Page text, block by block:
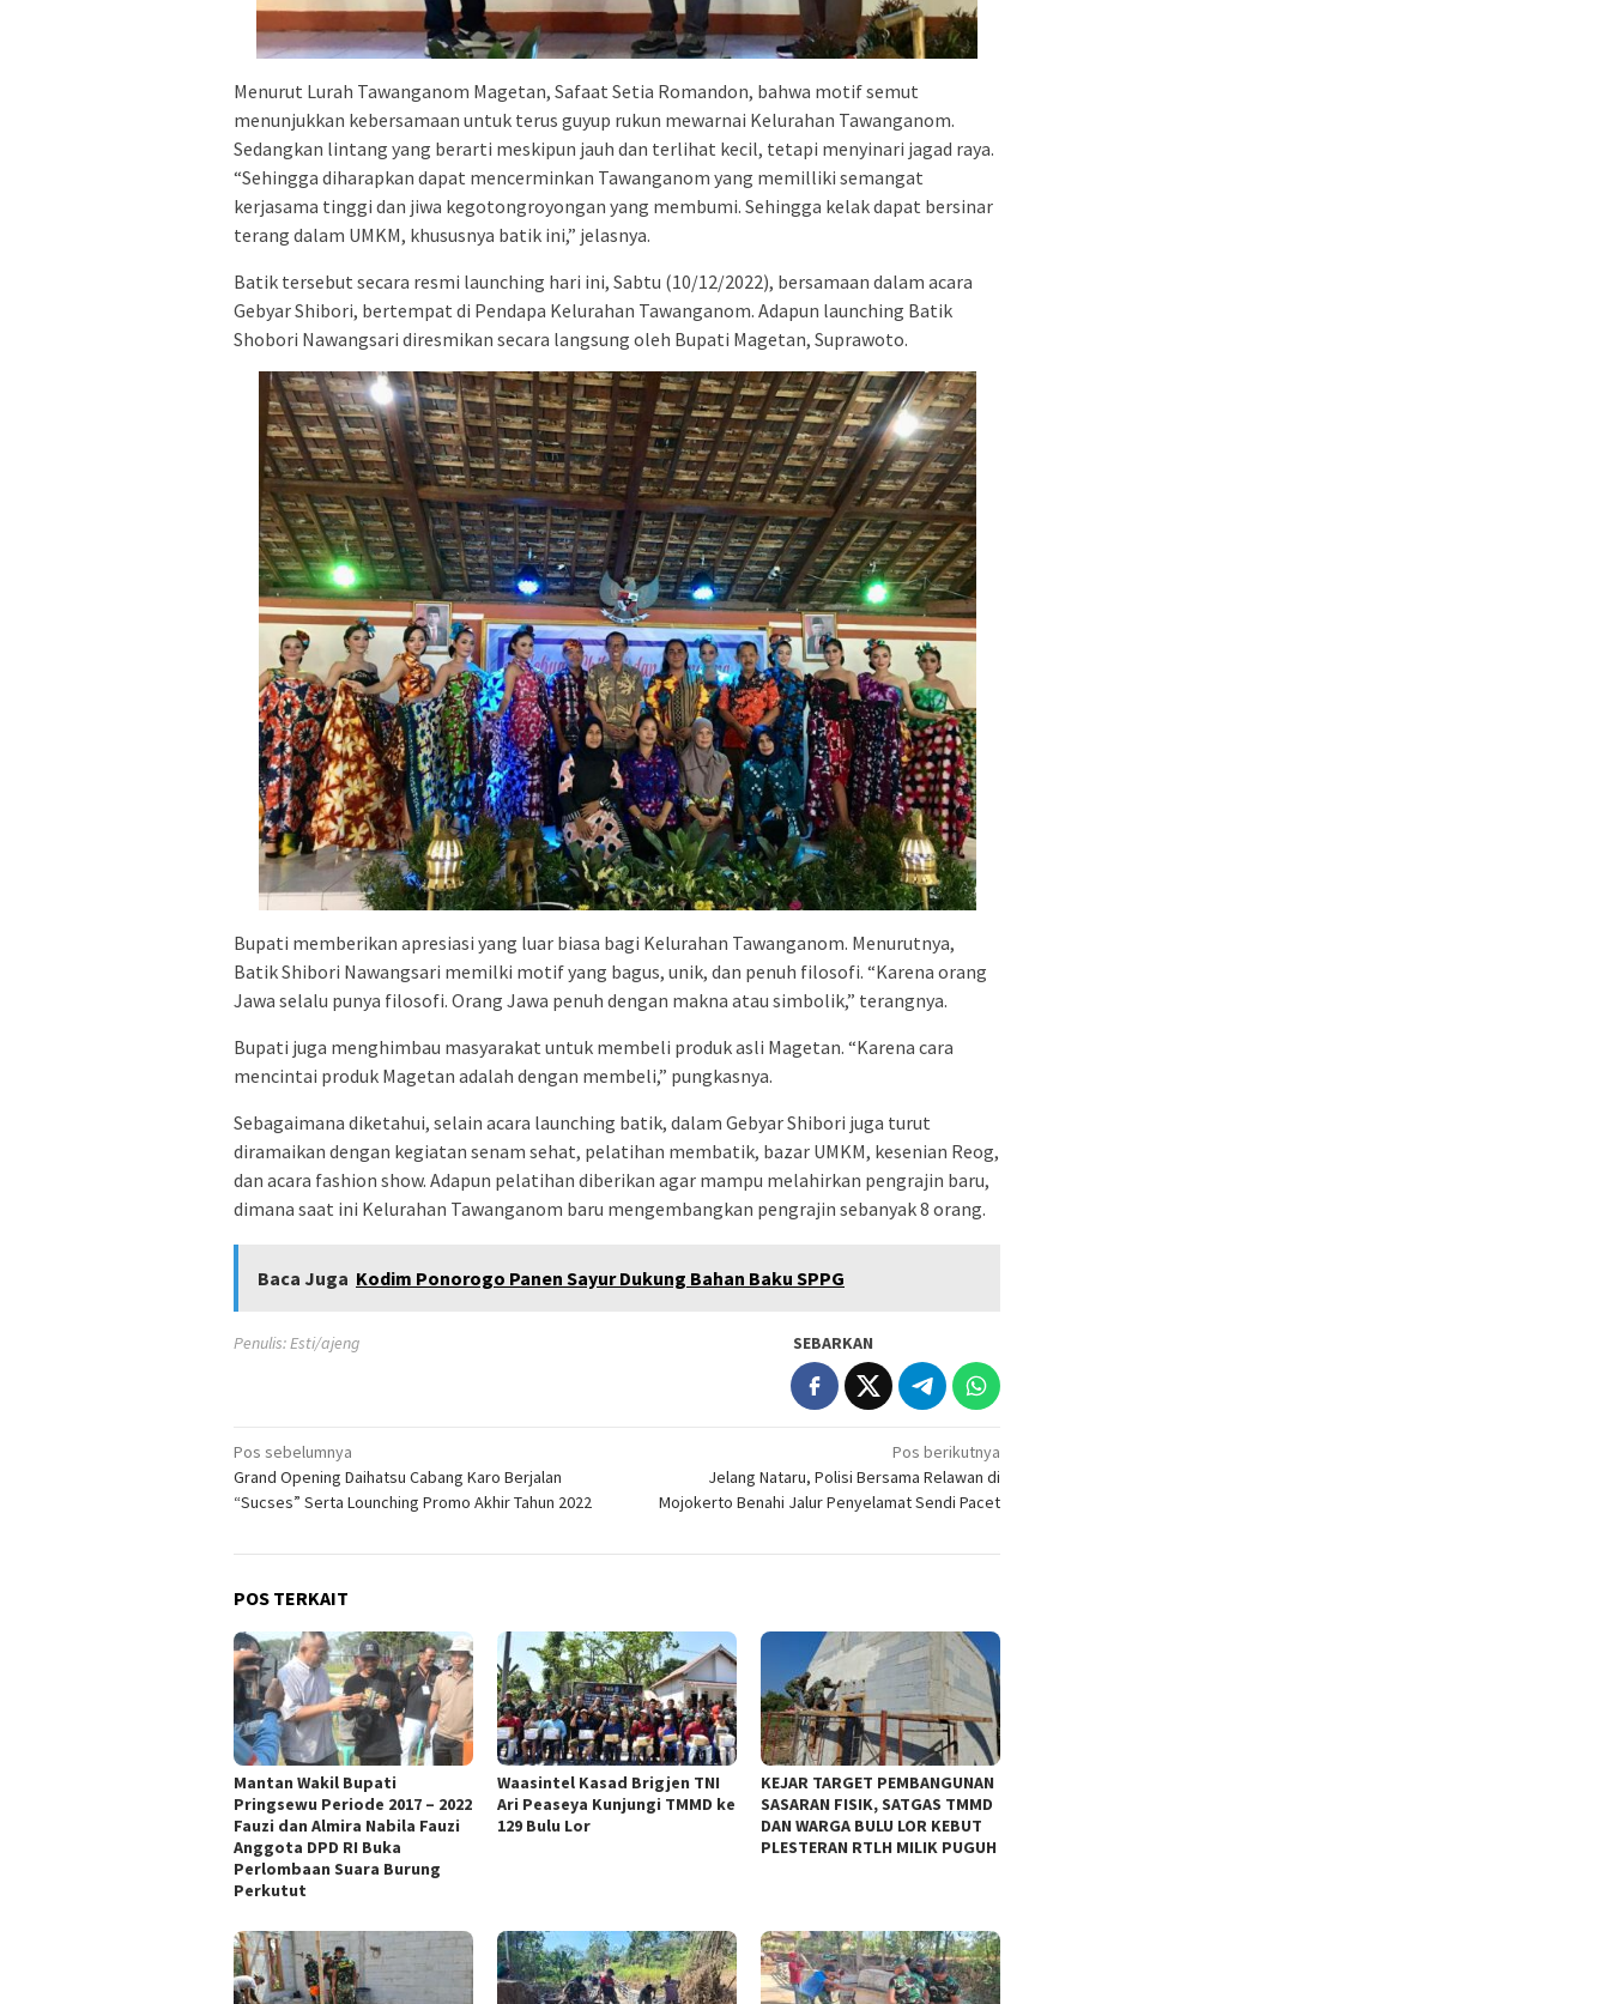
Menurut Lurah Tawanganom Magetan, Safaat Setia Romandon, bahwa motif semut
menunjukkan kebersamaan untuk terus guyup rukun mewarnai Kelurahan Tawanganom.
Sedangkan lintang yang berarti meskipun jauh dan terlihat kecil, tetapi menyinari jagad raya.
“Sehingga diharapkan dapat mencerminkan Tawanganom yang memilliki semangat
kerjasama tinggi dan jiwa kegotongroyongan yang membumi. Sehingga kelak dapat bersinar
terang dalam UMKM, khususnya batik ini,” jelasnya.
Batik tersebut secara resmi launching hari ini, Sabtu (10/12/2022), bersamaan dalam acara
Gebyar Shibori, bertempat di Pendapa Kelurahan Tawanganom. Adapun launching Batik
Shobori Nawangsari diresmikan secara langsung oleh Bupati Magetan, Suprawoto.
Bupati memberikan apresiasi yang luar biasa bagi Kelurahan Tawanganom. Menurutnya,
Batik Shibori Nawangsari memilki motif yang bagus, unik, dan penuh filosofi. “Karena orang
Jawa selalu punya filosofi. Orang Jawa penuh dengan makna atau simbolik,” terangnya.
Bupati juga menghimbau masyarakat untuk membeli produk asli Magetan. “Karena cara
mencintai produk Magetan adalah dengan membeli,” pungkasnya.
Sebagaimana diketahui, selain acara launching batik, dalam Gebyar Shibori juga turut
diramaikan dengan kegiatan senam sehat, pelatihan membatik, bazar UMKM, kesenian Reog,
dan acara fashion show. Adapun pelatihan diberikan agar mampu melahirkan pengrajin baru,
dimana saat ini Kelurahan Tawanganom baru mengembangkan pengrajin sebanyak 8 orang.
Baca Juga Kodim Ponorogo Panen Sayur Dukung Bahan Baku SPPG
Penulis: Esti/ajeng SEBARKAN
Navigasi
pos
Pos sebelumnya
Grand Opening Daihatsu Cabang Karo Berjalan
“Sucses” Serta Lounching Promo Akhir Tahun 2022
Pos berikutnya
Jelang Nataru, Polisi Bersama Relawan di
Mojokerto Benahi Jalur Penyelamat Sendi Pacet
POS TERKAIT
Mantan Wakil Bupati
Pringsewu Periode 2017 – 2022
Fauzi dan Almira Nabila Fauzi
Anggota DPD RI Buka
Perlombaan Suara Burung
Perkutut
Waasintel Kasad Brigjen TNI
Ari Peaseya Kunjungi TMMD ke
129 Bulu Lor
KEJAR TARGET PEMBANGUNAN
SASARAN FISIK, SATGAS TMMD
DAN WARGA BULU LOR KEBUT
PLESTERAN RTLH MILIK PUGUH